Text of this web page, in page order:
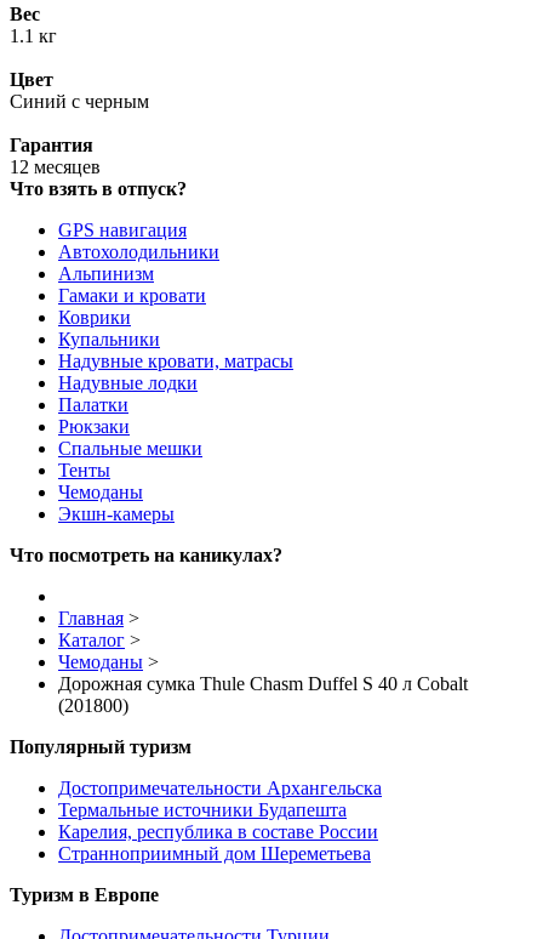
Вес
1.1 кг
Цвет
Синий с черным
Гарантия
12 месяцев
Что взять в отпуск?
GPS навигация
Автохолодильники
Альпинизм
Гамаки и кровати
Коврики
Купальники
Надувные кровати, матрасы
Надувные лодки
Палатки
Рюкзаки
Спальные мешки
Тенты
Чемоданы
Экшн-камеры
Что посмотреть на каникулах?
Главная >
Каталог >
Чемоданы >
Дорожная сумка Thule Chasm Duffel S 40 л Cobalt
(201800)
Популярный туризм
Достопримечательности Архангельска
Термальные источники Будапешта
Карелия, республика в составе России
Странноприимный дом Шереметьева
Туризм в Европе